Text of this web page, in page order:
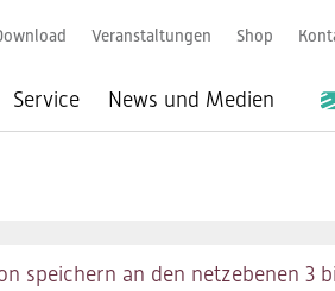
Service News und Medien
Veranstaltungen Shop